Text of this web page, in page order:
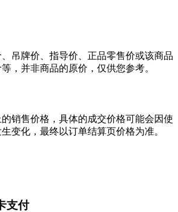
吊牌价、指导价、正品零售价或该商品
，并非商品的原价，仅供您参考。
销售价格，具体的成交价格可能会因使
变化，最终以订单结算页价格为准。
支付